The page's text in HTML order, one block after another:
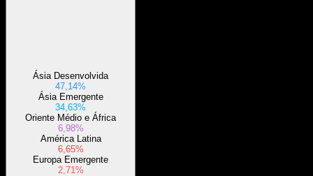
Ásia Desenvolvida
47,14%
Ásia Emergente
34,63%
Oriente Médio e África
6,98%
América Latina
6,65%
Europa Emergente
2,71%